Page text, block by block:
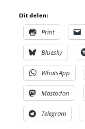
Dit delen:
Print
Bluesky
WhatsApp
Mastodon
Telegram